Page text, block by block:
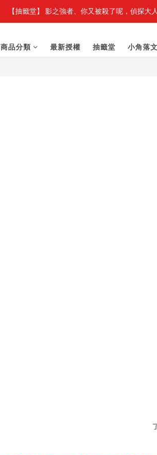
【轉生史萊姆】系列書展🌟系列
【抽籤堂】 影之強者、你又被殺了呢，偵探
商品分類 最新授權 抽籤堂 小角落